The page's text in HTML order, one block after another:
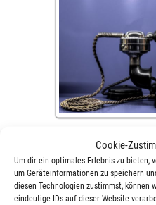
Cookie-
Um dir ein optimales Erlebnis zu bieten,
um Geräteinformationen zu speichern
diesen Technologien zustimmst, können
eindeutige IDs auf dieser Website
vorhandenen
bereinigen sie.
Prüfungsmerkmale